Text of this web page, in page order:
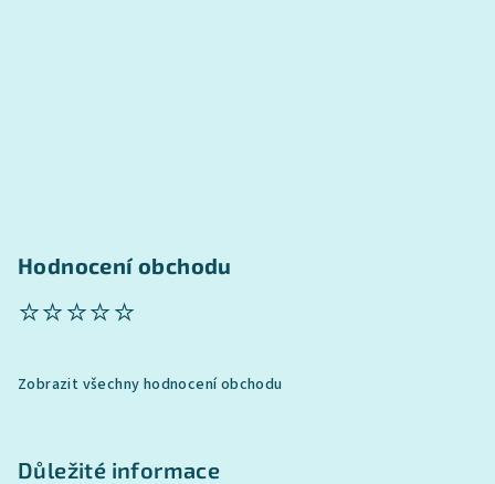
Hodnocení obchodu
⭐⭐⭐⭐⭐
Zobrazit všechny hodnocení obchodu
Důležité informace